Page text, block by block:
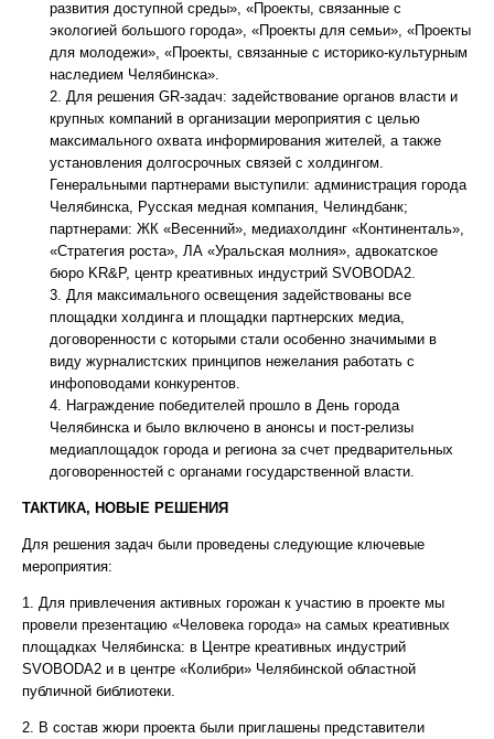
развития доступной среды», «Проекты, связанные с
экологией большого города», «Проекты для семьи», «Проекты
для молодежи», «Проекты, связанные с историко-культурным
наследием Челябинска».
Для решения GR-задач: задействование органов власти и
крупных компаний в организации мероприятия с целью
максимального охвата информирования жителей, а также
установления долгосрочных связей с холдингом.
Генеральными партнерами выступили: администрация города
Челябинска, Русская медная компания, Челиндбанк;
партнерами: ЖК «Весенний», медиахолдинг «Континенталь»,
«Стратегия роста», ЛА «Уральская молния», адвокатское
бюро KR&P, центр креативных индустрий SVOBODA2.
Для максимального освещения задействованы все
площадки холдинга и площадки партнерских медиа,
договоренности с которыми стали особенно значимыми в
виду журналистских принципов нежелания работать с
инфоповодами конкурентов.
Награждение победителей прошло в День города
Челябинска и было включено в анонсы и пост-релизы
медиаплощадок города и региона за счет предварительных
договоренностей с органами государственной власти.
ТАКТИКА, НОВЫЕ РЕШЕНИЯ
Для решения задач были проведены следующие ключевые
мероприятия:
1. Для привлечения активных горожан к участию в проекте мы
провели презентацию «Человека города» на самых креативных
площадках Челябинска: в Центре креативных индустрий
SVOBODA2 и в центре «Колибри» Челябинской областной
публичной библиотеки.
2. В состав жюри проекта были приглашены представители